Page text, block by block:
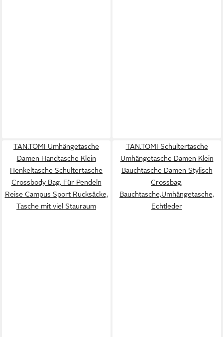
TAN.TOMI Umhängetasche
Damen Handtasche Klein
Henkeltasche Schultertasche
Crossbody Bag, Für Pendeln
Reise Campus Sport Rucksäcke,
Tasche mit viel Stauraum
TAN.TOMI Schultertasche
Umhängetasche Damen Klein
Bauchtasche Damen Stylisch
Crossbag,
Bauchtasche,Umhängetasche,
Echtleder